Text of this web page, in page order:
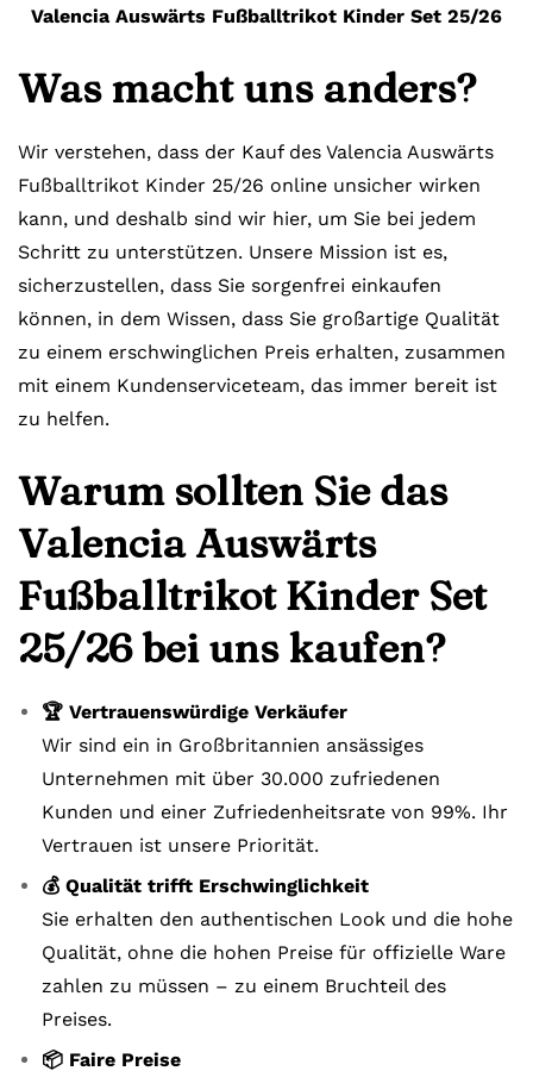
Valencia Auswärts Fußballtrikot Kinder Set 25/26
Was macht uns anders?
Wir verstehen, dass der Kauf des Valencia Auswärts
Fußballtrikot Kinder 25/26 online unsicher wirken
kann, und deshalb sind wir hier, um Sie bei jedem
Schritt zu unterstützen. Unsere Mission ist es,
sicherzustellen, dass Sie sorgenfrei einkaufen
können, in dem Wissen, dass Sie großartige Qualität
zu einem erschwinglichen Preis erhalten, zusammen
mit einem Kundenserviceteam, das immer bereit ist
zu helfen.
Warum sollten Sie das
Valencia Auswärts
Fußballtrikot Kinder Set
25/26 bei uns kaufen?
🏆 Vertrauenswürdige Verkäufer
Wir sind ein in Großbritannien ansässiges
Unternehmen mit über 30.000 zufriedenen
Kunden und einer Zufriedenheitsrate von 99%. Ihr
Vertrauen ist unsere Priorität.
💰 Qualität trifft Erschwinglichkeit
Sie erhalten den authentischen Look und die hohe
Qualität, ohne die hohen Preise für offizielle Ware
zahlen zu müssen – zu einem Bruchteil des
Preises.
📦 Faire Preise